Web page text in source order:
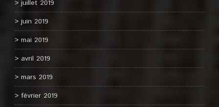
juillet 2019
juin 2019
mai 2019
avril 2019
mars 2019
février 2019